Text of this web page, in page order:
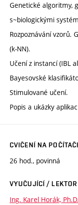
Genetické algoritmy,
s~biologickými
Rozpoznávání vzorů.
(k-NN).
Učení z instancí (IBL
Bayesovské
Stimulované učení.
Popis a ukázky
CVIČENÍ NA POČÍTAČI
26 hod., povinná
VYUČUJÍCÍ / LEKTOR
Ing. Karel Horák, Ph.D.